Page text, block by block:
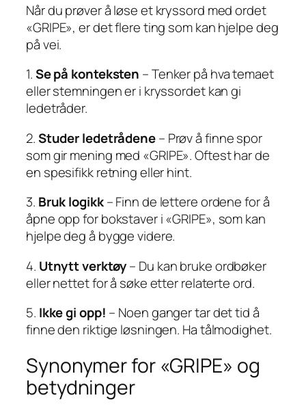
Når du prøver å løse et kryssord med ordet
«GRIPE», er det flere ting som kan hjelpe deg
på vei.
1.Se på konteksten – Tenker på hva temaet
eller stemningen er i kryssordet kan gi
ledetråder.
2.Studer ledetrådene– Prøv å finne spor
som gir mening med «GRIPE». Oftest har de
en spesifikk retning eller hint.
3. Bruk logikk– Finn de lettere ordene for å
åpne opp for bokstaver i «GRIPE», som kan
hjelpe deg å bygge videre.
4. Utnytt verktøy– Du kan bruke ordbøker
eller nettet for å søke etter relaterte ord.
5. Ikke gi opp! – Noen ganger tar det tid å
finne den riktige løsningen. Ha tålmodighet.
Synonymer for «GRIPE» og
betydninger